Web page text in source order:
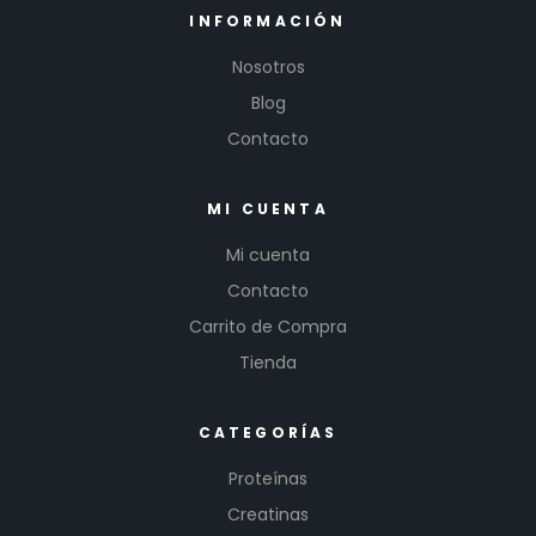
INFORMACIÓN
Nosotros
Blog
Contacto
MI CUENTA
Mi cuenta
Contacto
Carrito de Compra
Tienda
CATEGORÍAS
Proteínas
Creatinas